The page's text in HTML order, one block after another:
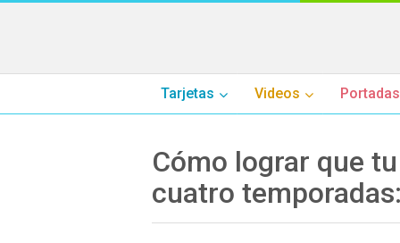
Tarjetas Videos Portadas
Cómo lograr que
cuatro